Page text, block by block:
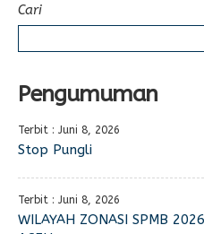
Cari
Pengumuman
Terbit : Juni 8, 2026
Stop Pungli
Terbit : Juni 8, 2026
WILAYAH ZONASI SPMB